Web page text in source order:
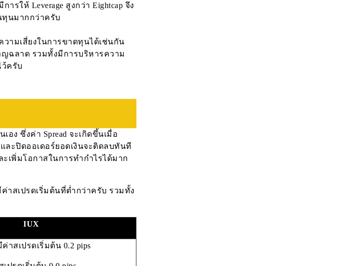
ารให้ Leverage สูงกว่า Eightcap จึง
ทุนมากกว่าครับ
วามเสี่ยงในการขาดทุนได้เช่นกัน
ญฉลาด รวมทั้งมีการบริหารความ
ว้ครับ
อง ซึ่งค่า Spread จะเกิดขึ้นเมื่อ
ละปิดออเดอร์ยอดเงินจะติดลบทันที
เพิ่มโอกาสในการทำกำไรได้มาก
ค่าสเปรดเริ่มต้นที่ต่ำกว่าครับ รวมทั้ง
IUX
าสเปรดเริ่มต้น 0.2 pips